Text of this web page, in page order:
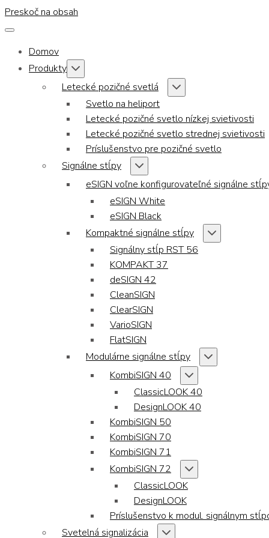
Preskoč na obsah
Domov
Produkty
Letecké pozičné svetlá
Svetlo na heliport
Letecké pozičné svetlo nízkej svietivosti
Letecké pozičné svetlo strednej svietivosti
Príslušenstvo pre pozičné svetlo
Signálne stĺpy
eSIGN voľne konfigurovateľné signálne
eSIGN White
eSIGN Black
Kompaktné signálne stĺpy
Signálny stĺp RST 56
KOMPAKT 37
deSIGN 42
CleanSIGN
ClearSIGN
VarioSIGN
FlatSIGN
Modulárne signálne stĺpy
KombiSIGN 40
ClassicLOOK 40
DesignLOOK 40
KombiSIGN 50
KombiSIGN 70
KombiSIGN 71
KombiSIGN 72
ClassicLOOK
DesignLOOK
Príslušenstvo k modul. signálnym
Svetelná signalizácia